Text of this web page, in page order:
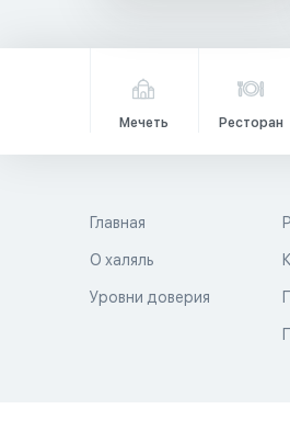
Мечеть Ресторан
Главная
О халяль
Уровни доверия